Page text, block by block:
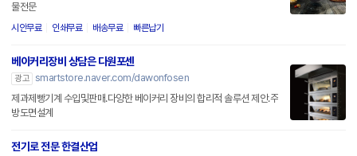
물전문
시안무료 인쇄무료 배송무료 빠른납기
베이커리장비 상담은 다원포센
광고 smartstore.naver.com/dawonfosen
제과제빵기계 수입및판매.다양한 베이커리 장비의 합리적 솔루션 제안.주
방도면설계
전기로 전문 한결산업